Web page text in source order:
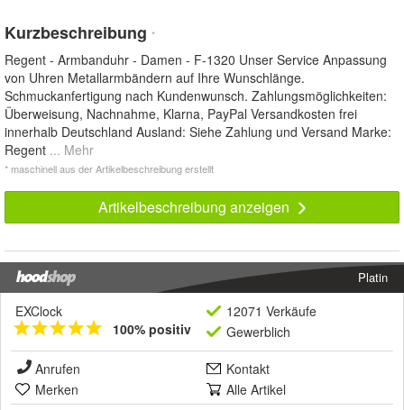
Kurzbeschreibung *
Regent - Armbanduhr - Damen - F-1320 Unser Service Anpassung
von Uhren Metallarmbändern auf Ihre Wunschlänge.
Schmuckanfertigung nach Kundenwunsch. Zahlungsmöglichkeiten:
Überweisung, Nachnahme, Klarna, PayPal Versandkosten frei
innerhalb Deutschland Ausland: Siehe Zahlung und Versand Marke:
Regent ... Mehr
* maschinell aus der Artikelbeschreibung erstellt
Artikelbeschreibung anzeigen
Platin
EXClock
100% positiv
12071 Verkäufe
Gewerblich
Anrufen
Kontakt
Merken
Alle Artikel